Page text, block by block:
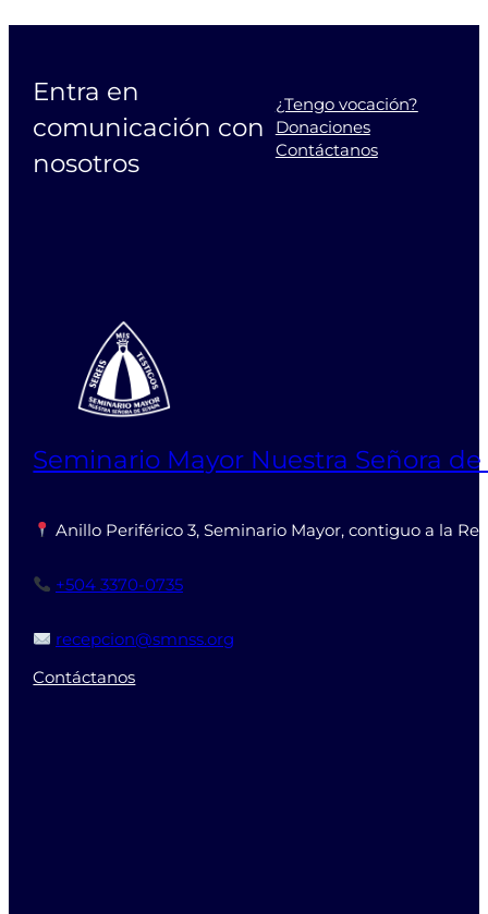
Entra en
comunicación con
nosotros
¿Tengo vocación?
Donaciones
Contáctanos
Seminario Mayor Nuestra Señora de
Anillo Periférico 3, Seminario Mayor, contiguo a la
+504 3370-0735
recepcion@smnss.org
Contáctanos